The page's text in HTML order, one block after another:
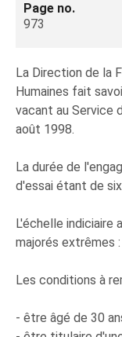
Page no.
973
La Direction de la
Humaines fait
vacant au Service
août 1998.
La durée de
d'essai étant de
L'échelle indiciaire
majorés extrêmes
Les conditions à
- être âgé de 30